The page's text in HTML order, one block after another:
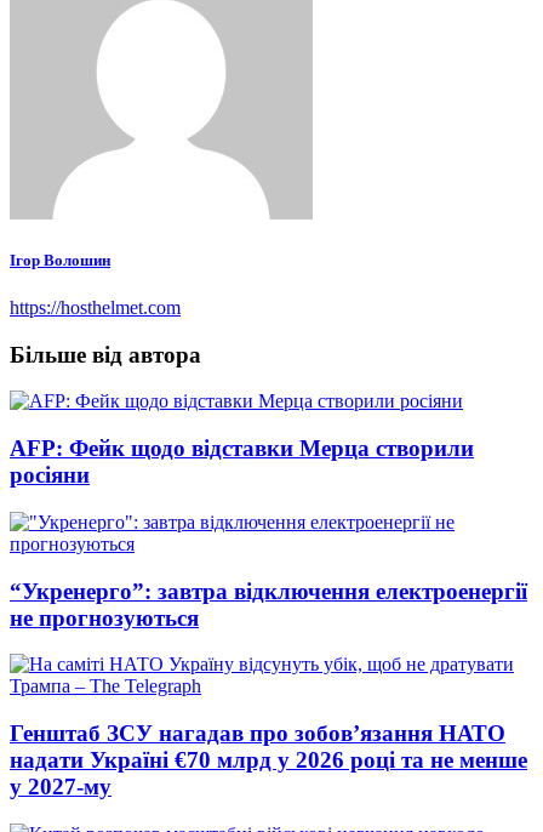
Ігор Волошин
https://hosthelmet.com
Більше від автора
AFP: Фейк щодо відставки Мерца створили
росіяни
“Укренерго”: завтра відключення електроенергії
не прогнозуються
Генштаб ЗСУ нагадав про зобов’язання НАТО
надати Україні €70 млрд у 2026 році та не менше
у 2027-му